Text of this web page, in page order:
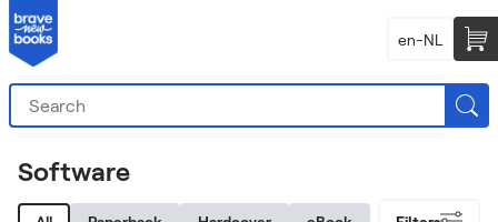
en-NL
Software